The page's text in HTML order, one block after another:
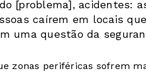
[problema], acidentes:
caírem em locais
uma questão da
zonas periféricas sofrem